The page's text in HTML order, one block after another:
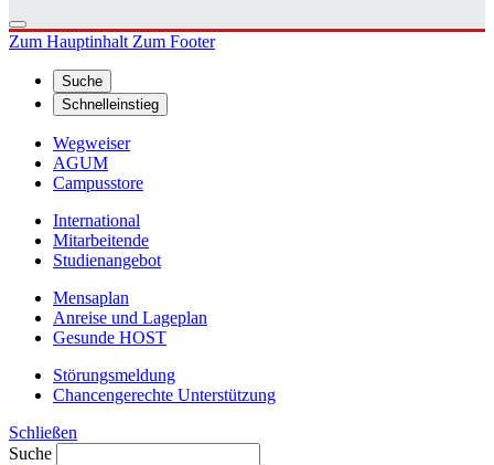
Zum HauptinhaltZum Footer
Suche
Schnelleinstieg
Wegweiser
AGUM
Campusstore
International
Mitarbeitende
Studienangebot
Mensaplan
Anreise und Lageplan
Gesunde HOST
Störungsmeldung
Chancengerechte Unterstützung
Schließen
Suche